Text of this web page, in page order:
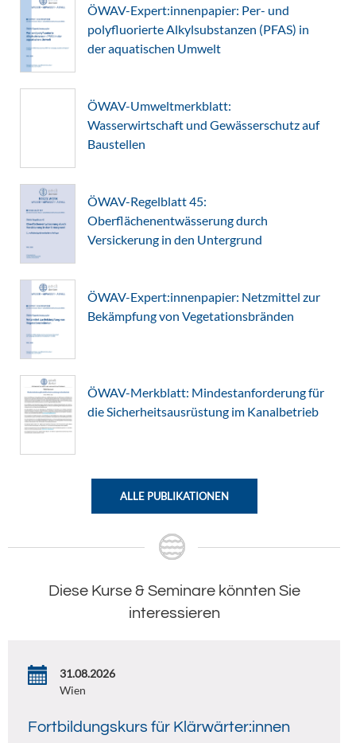
ÖWAV-Expert:innenpapier: Per- und
polyfluorierte Alkylsubstanzen (PFAS) in
der aquatischen Umwelt
ÖWAV-Umweltmerkblatt:
Wasserwirtschaft und Gewässerschutz auf
Baustellen
ÖWAV-Regelblatt 45:
Oberflächenentwässerung durch
Versickerung in den Untergrund
ÖWAV-Expert:innenpapier: Netzmittel zur
Bekämpfung von Vegetationsbränden
ÖWAV-Merkblatt: Mindestanforderung für
die Sicherheitsausrüstung im Kanalbetrieb
ALLE PUBLIKATIONEN
Diese Kurse & Seminare könnten Sie
interessieren
31.08.2026
Wien
Fortbildungskurs für Klärwärter:innen